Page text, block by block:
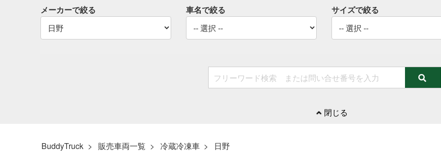
メーカーで絞る 車名で絞る サイズで絞る
閉じる
BuddyTruck 販売車両一覧 冷蔵冷凍車 日野